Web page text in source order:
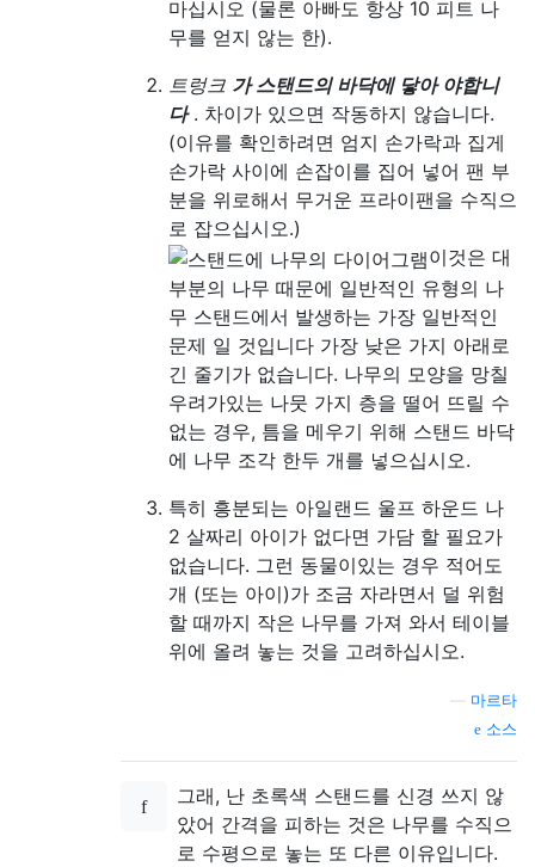
마십시오 (물론 아빠도 항상 10 피트 나
무를 얻지 않는 한).
트렁크 가 스탠드의 바닥에 닿아 야합니
다. 차이가 있으면 작동하지 않습니다.
(이유를 확인하려면 엄지 손가락과 집게
손가락 사이에 손잡이를 집어 넣어 팬 부
분을 위로해서 무거운 프라이팬을 수직으
로 잡으십시오.)
이것은 대
부분의 나무 때문에 일반적인 유형의 나
무 스탠드에서 발생하는 가장 일반적인
문제 일 것입니다 가장 낮은 가지 아래로
긴 줄기가 없습니다. 나무의 모양을 망칠
우려가있는 나뭇 가지 층을 떨어 뜨릴 수
없는 경우, 틈을 메우기 위해 스탠드 바닥
에 나무 조각 한두 개를 넣으십시오.
특히 흥분되는 아일랜드 울프 하운드 나
2 살짜리 아이가 없다면 가담 할 필요가
없습니다. 그런 동물이있는 경우 적어도
개 (또는 아이)가 조금 자라면서 덜 위험
할 때까지 작은 나무를 가져 와서 테이블
위에 올려 놓는 것을 고려하십시오.
마르타
소스
그래, 난 초록색 스탠드를 신경 쓰지 않
았어 간격을 피하는 것은 나무를 수직으
로 수평으로 놓는 또 다른 이유입니다.